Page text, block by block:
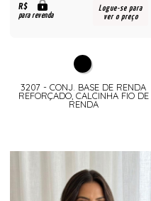
R$
para revenda
Logue-se para
ver o preço
3207 - CONJ. BASE DE RENDA
REFORÇADO, CALCINHA FIO DE
RENDA